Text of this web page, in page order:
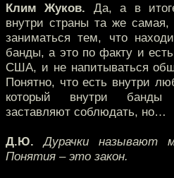
Клим Жуков. Да, а в
внутри страны та же
заниматься тем, что
банды, а это по факту и
США, и не напитываться
Понятно, что есть внутри
который внутри банды
заставляют соблюдать, но…
Д.Ю. Дурачки называют
Понятия – это закон.